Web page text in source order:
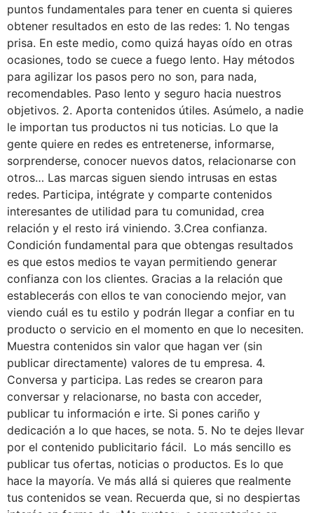
puntos fundamentales para tener en cuenta si quieres
obtener resultados en esto de las redes: 1. No tengas
prisa. En este medio, como quizá hayas oído en otras
ocasiones, todo se cuece a fuego lento. Hay métodos
para agilizar los pasos pero no son, para nada,
recomendables. Paso lento y seguro hacia nuestros
objetivos. 2. Aporta contenidos útiles. Asúmelo, a nadie
le importan tus productos ni tus noticias. Lo que la
gente quiere en redes es entretenerse, informarse,
sorprenderse, conocer nuevos datos, relacionarse con
otros… Las marcas siguen siendo intrusas en estas
redes. Participa, intégrate y comparte contenidos
interesantes de utilidad para tu comunidad, crea
relación y el resto irá viniendo. 3.Crea confianza.
Condición fundamental para que obtengas resultados
es que estos medios te vayan permitiendo generar
confianza con los clientes. Gracias a la relación que
establecerás con ellos te van conociendo mejor, van
viendo cuál es tu estilo y podrán llegar a confiar en tu
producto o servicio en el momento en que lo necesiten.
Muestra contenidos sin valor que hagan ver (sin
publicar directamente) valores de tu empresa. 4.
Conversa y participa. Las redes se crearon para
conversar y relacionarse, no basta con acceder,
publicar tu información e irte. Si pones cariño y
dedicación a lo que haces, se nota. 5. No te dejes llevar
por el contenido publicitario fácil. Lo más sencillo es
publicar tus ofertas, noticias o productos. Es lo que
hace la mayoría. Ve más allá si quieres que realmente
tus contenidos se vean. Recuerda que, si no despiertas